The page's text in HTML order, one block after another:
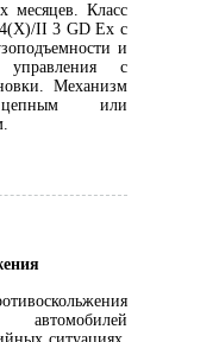
месяцев. Класс
II 3 GD Ex c
и
управления с
Механизм
или